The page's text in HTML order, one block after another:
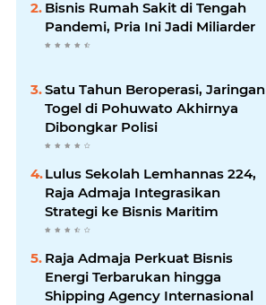
Bisnis Rumah Sakit di Tengah
Pandemi, Pria Ini Jadi Miliarder
Satu Tahun Beroperasi, Jaringan
Togel di Pohuwato Akhirnya
Dibongkar Polisi
Lulus Sekolah Lemhannas 224,
Raja Admaja Integrasikan
Strategi ke Bisnis Maritim
Raja Admaja Perkuat Bisnis
Energi Terbarukan hingga
Shipping Agency Internasional